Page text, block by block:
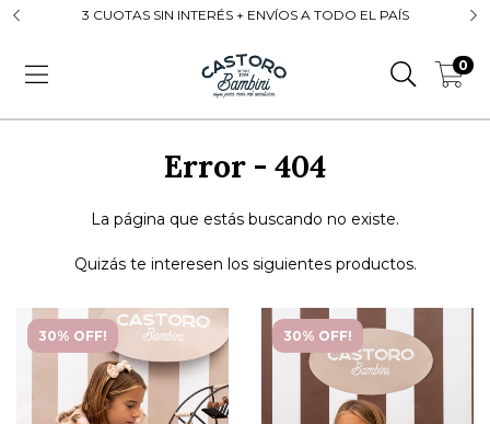
3 CUOTAS SIN INTERÉS + ENVÍOS A TODO EL PAÍS
0
Error - 404
La página que estás buscando no existe.
Quizás te interesen los siguientes productos.
30% OFF! 30% OFF!